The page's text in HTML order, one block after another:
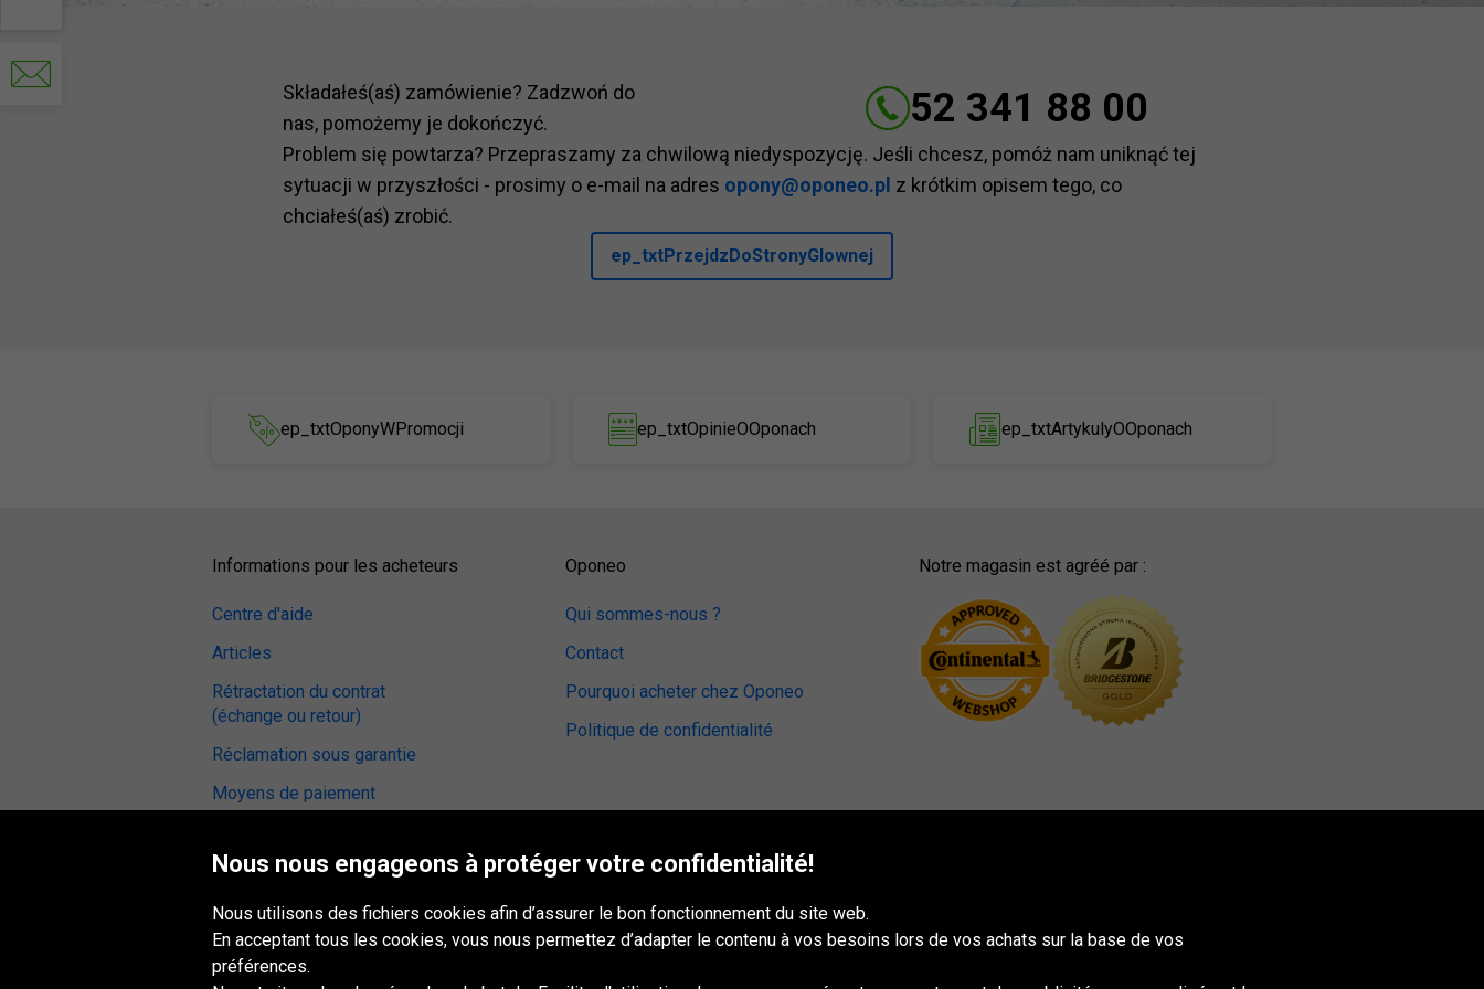
Składałeś(aś) zamówienie? Zadzwoń do
nas, pomożemy je dokończyć.
52 341 88 00
Problem się powtarza? Przepraszamy za chwilową niedyspozycję. Jeśli chcesz, pomóż nam uniknąć tej
sytuacji w przyszłości - prosimy o e-mail na adres opony@oponeo.pl z krótkim opisem tego, co
chciałeś(aś) zrobić.
ep_txtPrzejdzDoStronyGlownej
ep_txtOponyWPromocji ep_txtOpinieOOponach ep_txtArtykulyOOponach
Informations pour les acheteurs
Centre d'aide
Articles
Rétractation du contrat
(échange ou retour)
Réclamation sous garantie
Moyens de paiement
Avis sur les pneus
Station de montage
Accessibilité numérique
Oponeo
Qui sommes-nous ?
Contact
Pourquoi acheter chez Oponeo
Politique de confidentialité
Notre magasin est agréé par :
Nous nous engageons à protéger votre confidentialité!
Nous utilisons des fichiers cookies afin d’assurer le bon fonctionnement du site web.
En acceptant tous les cookies, vous nous permettez d’adapter le contenu à vos besoins lors de vos achats sur la base de vos
préférences.